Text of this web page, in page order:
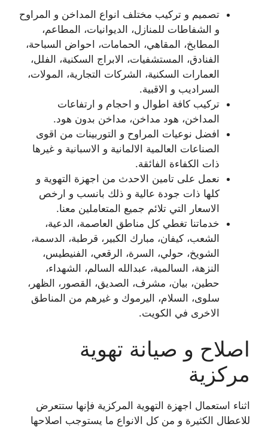
تصميم و تركيب مختلف انواع المداخن و المراوح
و الشفاطات للمنازل، الديوانيات، المطاعم،
المطابخ، المقاهي، الحمامات، احواض السباحة،
الفنادق، المستشفيات، الابراج السكنية، الفلل،
العمارات السكنية، الشركات التجارية، المولات،
السراديب و الاقبية.
تركيب كافة اطوال و احجام و ارتفاعات
المداخن، هود مداخن، مداخن بدون هود.
افضل نوعيات المراوح و التوربينات من اقوى
الصناعات العالمية الالمانية و الاسبانية و غيرها
ذات الكفاءة الفائقة.
نعمل على تامين الاحدث من اجهزة التهوية و
كلها ذات جودة عالية و ذلك بانسب و ارخص
الاسعار التي تلائم جميع المتعاملين معنا.
خدماتنا تغطي كل مناطق العاصمة، الدعية،
الشعب، كيفان، مبارك الكبير، قرطبة، الدسمة،
الشويخ، حولي، السرة، الرقعي، الفنيطيس،
النزهة، السالمية، عبدالله السالم، الشهداء،
حطين، بيان، مشرف، الصديق، القصور، الظهر،
سلوى، السلام، اليرموك و غيرهم من المناطق
الاخرى في الكويت.
اصلاح و صيانة تهوية
مركزية
اثناء استعمال اجهزة التهوية المركزية فإنها ستتعرض
للاعطال الكثيرة و من كل الانواع ما يستوجب اصلاحها